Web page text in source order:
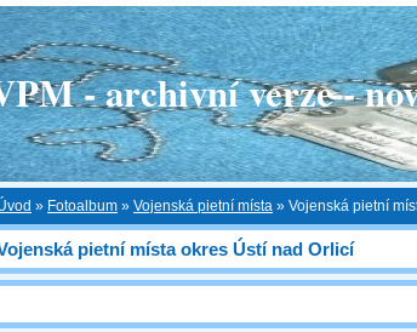
- archivní verze -
» Fotoalbum » Vojenská pietní místa » Vojenská pietní
pietní místa okres Ústí nad Orlicí